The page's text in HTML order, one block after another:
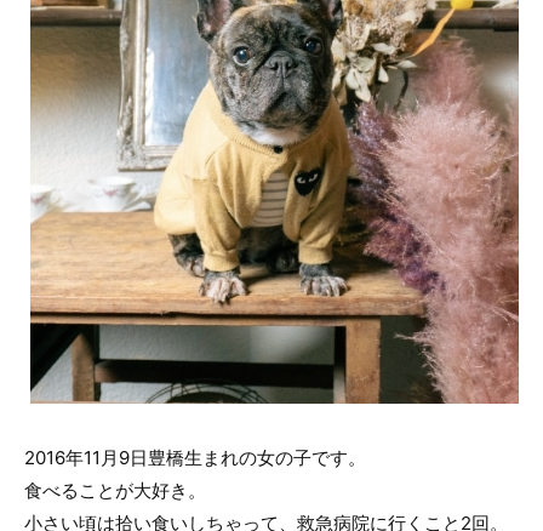
2016年11月9日豊橋生まれの女の子です。
食べることが大好き。
小さい頃は拾い食いしちゃって、救急病院に行くこと2回。